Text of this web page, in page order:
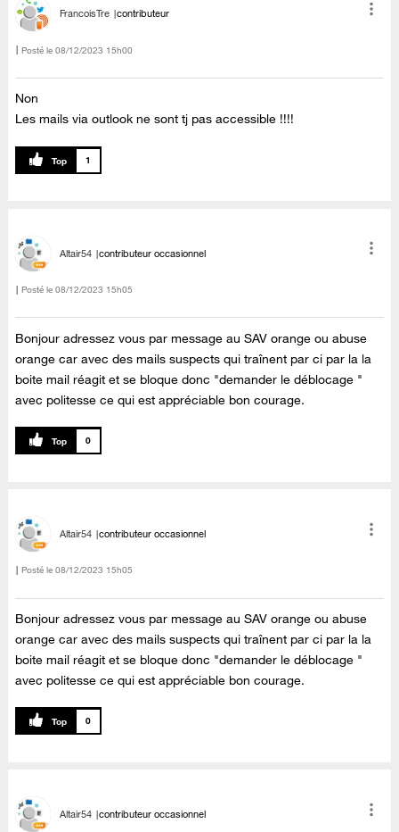
FrancoisTre contributeur
Posté le ‎08/12/2023 15h00
Non
Les mails via outlook ne sont tj pas accessible !!!!
1
Altair54 contributeur occasionnel
Posté le ‎08/12/2023 15h05
Bonjour adressez vous par message au SAV orange ou abuse
orange car avec des mails suspects qui traînent par ci par la la
boite mail réagit et se bloque donc "demander le déblocage "
avec politesse ce qui est appréciable bon courage.
0
Altair54 contributeur occasionnel
Posté le ‎08/12/2023 15h05
Bonjour adressez vous par message au SAV orange ou abuse
orange car avec des mails suspects qui traînent par ci par la la
boite mail réagit et se bloque donc "demander le déblocage "
avec politesse ce qui est appréciable bon courage.
0
Altair54 contributeur occasionnel